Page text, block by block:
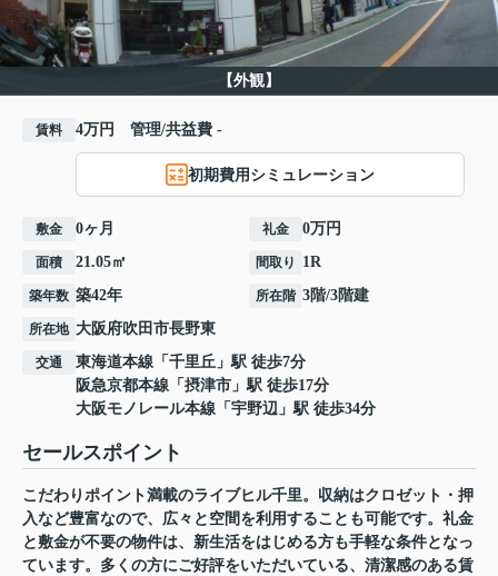
【外観】
賃料 4万円 管理/共益費 -
初期費用シミュレーション
敷金 0ヶ月 礼金 0万円
面積 21.05㎡ 間取り 1R
築年数 築42年 所在階 3階/3階建
所在地 大阪府吹田市長野東
交通 東海道本線 「 千里丘 」駅 徒歩7分
阪急京都本線 「 摂津市 」駅 徒歩17分
大阪モノレール本線 「 宇野辺 」駅 徒歩34分
セールスポイント
こだわりポイント満載のライブヒル千里。収納はクロゼット・押
入など豊富なので、広々と空間を利用することも可能です。礼金
と敷金が不要の物件は、新生活をはじめる方も手軽な条件となっ
ています。多くの方にご好評をいただいている、清潔感のある賃